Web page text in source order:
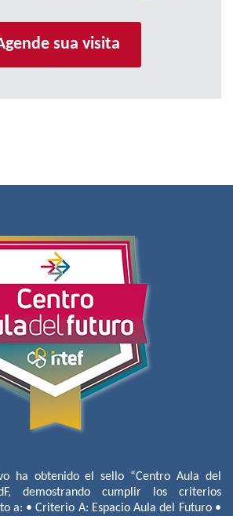
sua visita
ha obtenido el sello “Centro Aula del
demostrando cumplir los criterios
a: • Criterio A: Espacio Aula del Futuro •